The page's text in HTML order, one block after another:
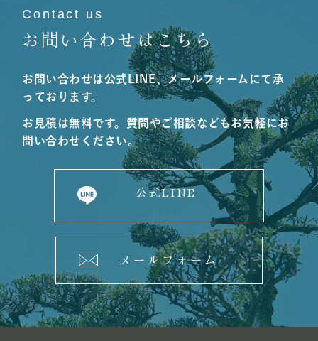
Contact us
お問い合わせはこちら
お問い合わせは公式LINE、メールフォームにて承
っております。
お見積は無料です。質問やご相談などもお気軽にお
問い合わせください。
公式LINE
メールフォーム